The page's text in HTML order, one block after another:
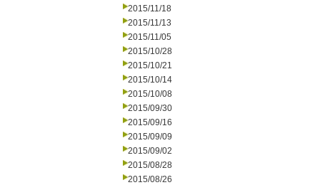
2015/11/18
2015/11/13
2015/11/05
2015/10/28
2015/10/21
2015/10/14
2015/10/08
2015/09/30
2015/09/16
2015/09/09
2015/09/02
2015/08/28
2015/08/26